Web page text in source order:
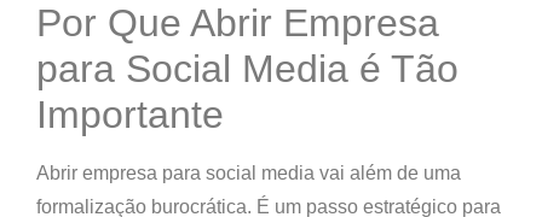
Por Que Abrir Empresa
para Social Media é Tão
Importante
Abrir empresa para social media vai além de uma
formalização burocrática. É um passo estratégico para